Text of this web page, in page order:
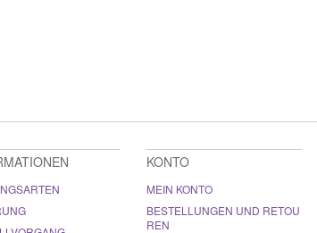
KONTO
MEIN KONTO
BESTELLUNGEN UND RETOU
REN